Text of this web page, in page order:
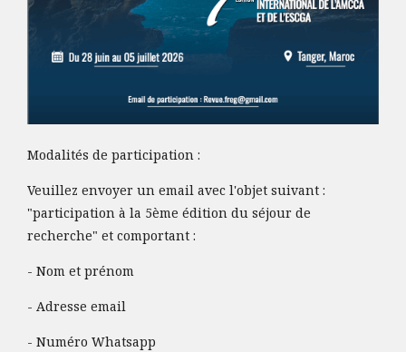
Modalités de participation :
Veuillez envoyer un email avec l'objet suivant :
"participation à la 5ème édition du séjour de
recherche" et comportant :
- Nom et prénom
- Adresse email
- Numéro Whatsapp